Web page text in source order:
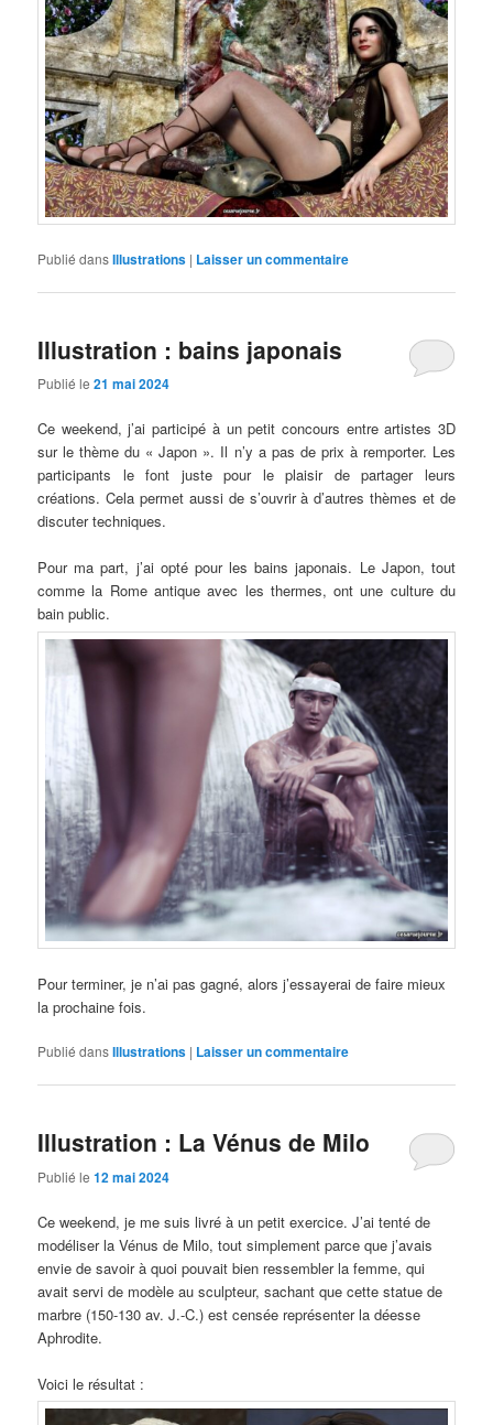
Publié dansIllustrations | Laisser un commentaire
Illustration : bains japonais
Publié le21 mai 2024
Ce weekend, j’ai participé à un petit concours entre artistes 3D
sur le thème du « Japon ». Il n’y a pas de prix à remporter. Les
participants le font juste pour le plaisir de partager leurs
créations. Cela permet aussi de s’ouvrir à d’autres thèmes et de
discuter techniques.
Pour ma part, j’ai opté pour les bains japonais. Le Japon, tout
comme la Rome antique avec les thermes, ont une culture du
bain public.
Pour terminer, je n’ai pas gagné, alors j’essayerai de faire mieux
la prochaine fois.
Publié dansIllustrations | Laisser un commentaire
Illustration : La Vénus de Milo
Publié le12 mai 2024
Ce weekend, je me suis livré à un petit exercice. J’ai tenté de
modéliser la Vénus de Milo, tout simplement parce que j’avais
envie de savoir à quoi pouvait bien ressembler la femme, qui
avait servi de modèle au sculpteur, sachant que cette statue de
marbre (150-130 av. J.-C.) est censée représenter la déesse
Aphrodite.
Voici le résultat :